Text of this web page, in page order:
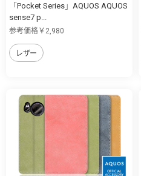
「Pocket Series」AQUOS AQUOS
sense7 p...
参考価格￥2,980
レザー